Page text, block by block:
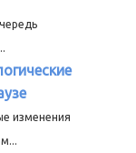
изменения